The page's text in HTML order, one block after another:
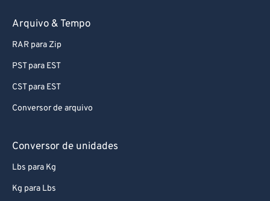
Arquivo & Tempo
RAR para Zip
PST para EST
CST para EST
Conversor de arquivo
Conversor de unidades
Lbs para Kg
Kg para Lbs